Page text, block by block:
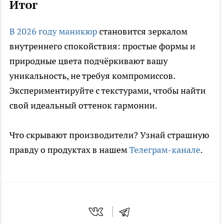
Итог
В 2026 году маникюрстановится зеркалом
внутреннего спокойствия: простые формы и
природные цвета подчёркивают вашу
уникальность, не требуя компромиссов.
Экспериментируйте с текстурами, чтобы найти
свой идеальный оттенок гармонии.
Что скрывают производители? Узнай страшную
правду о продуктах в нашемТелеграм-канале.